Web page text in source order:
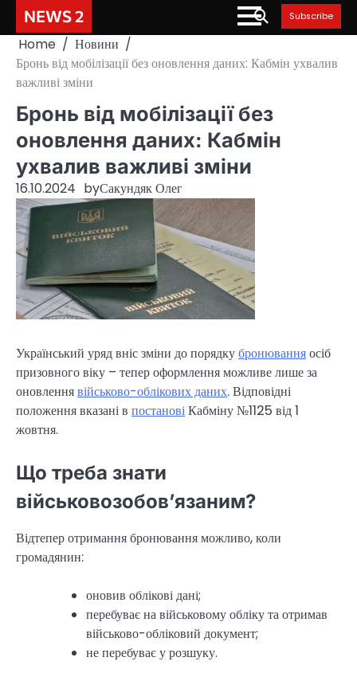
content
NEWS 2 Subscribe
Home
Новини
Бронь від мобілізації без оновлення даних: Кабмін ухвалив
важливі зміни
Бронь від мобілізації без
оновлення даних: Кабмін
ухвалив важливі зміни
16.10.2024 byСакундяк Олег
Український уряд вніс зміни до порядкубронюванняосіб
призовного віку – тепер оформлення можливе лише за
оновленнявійськово-облікових даних. Відповідні
положення вказані в постановіКабміну №1125 від 1
жовтня.
Що треба знати
військовозобов’язаним?
Відтепер отримання бронювання можливо, коли
громадянин:
оновив облікові дані;
перебуває на військовому обліку та отримав
військово-обліковий документ;
не перебуває у розшуку.